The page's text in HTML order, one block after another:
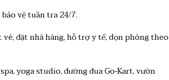
vệ tuần tra 24/7.
đặt nhà hàng, hỗ trợ y tế, dọn phòng theo
yoga studio, đường đua Go‑Kart, vườn